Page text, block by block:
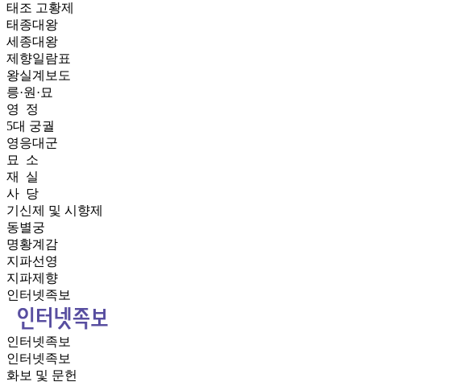
태조 고황제
태종대왕
세종대왕
제향일람표
왕실계보도
릉·원·묘
영 정
5대 궁궐
영응대군
묘 소
재 실
사 당
기신제 및 시향제
동별궁
명황계감
지파선영
지파제향
인터넷족보
인터넷족보
인터넷족보
화보 및 문헌